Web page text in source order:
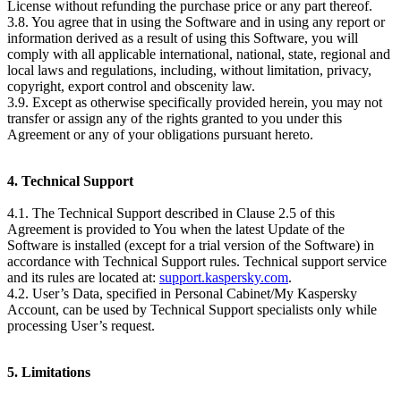
License without refunding the purchase price or any part thereof.
3.8. You agree that in using the Software and in using any report or
information derived as a result of using this Software, you will
comply with all applicable international, national, state, regional and
local laws and regulations, including, without limitation, privacy,
copyright, export control and obscenity law.
3.9. Except as otherwise specifically provided herein, you may not
transfer or assign any of the rights granted to you under this
Agreement or any of your obligations pursuant hereto.
4. Technical Support
4.1. The Technical Support described in Clause 2.5 of this
Agreement is provided to You when the latest Update of the
Software is installed (except for a trial version of the Software) in
accordance with Technical Support rules. Technical support service
and its rules are located at: support.kaspersky.com.
4.2. User’s Data, specified in Personal Cabinet/My Kaspersky
Account, can be used by Technical Support specialists only while
processing User’s request.
5. Limitations